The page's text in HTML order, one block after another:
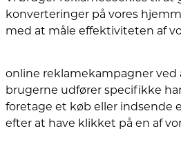
konverteringer på vores
med at måle effektiviteten af
online reklamekampagner ved
brugerne udfører specifikke
foretage et køb eller indsende
efter at have klikket på en af